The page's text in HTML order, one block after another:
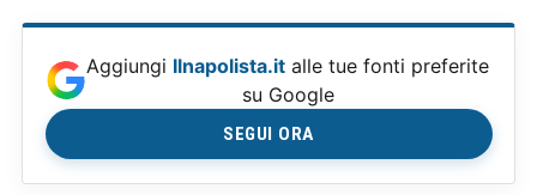
Aggiungi Ilnapolista.it alle tue fonti preferite
su Google
SEGUI ORA